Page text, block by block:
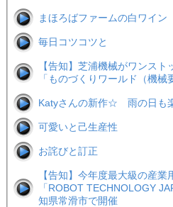
まほろばファームの白ワイン
毎日コツコツと
【告知】芝浦機械がワンス
「ものづくりワールド（機械
Katyさんの新作☆ 雨の日も
可愛いと己生産性
お詫びと訂正
【告知】今年度最大級の産
「ROBOT TECHNOLOGY
知県常滑市で開催